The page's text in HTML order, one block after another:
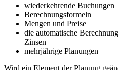
wiederkehrende Buchungen
Berechnungsformeln
Mengen und Preise
die automatische
Zinsen
mehrjährige Planungen
Wird ein Element der Planung